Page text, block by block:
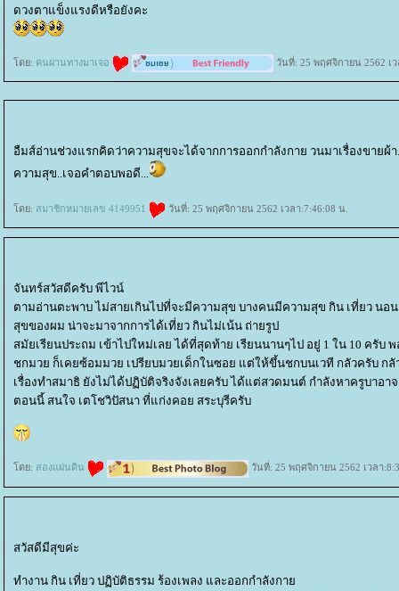
ดวงตาแข็งแรงดีหรือยังคะ
ดย: คนผ่านทางมาเจอ วันที่: 25 พฤศจิกายน 2562 เ
อืมส์อ่านช่วงแรกคิดว่าความสุขจะได้จากการออกกำลังกาย วนมาเรื่องขาย
ความสุข..เจอคำตอบพอดี...
ดย: สมาชิกหมายเลข 4149951 วันที่: 25 พฤศจิกายน 2562 เวลา:7:46:08 น.
จันทร์สวัสดีครับ พีไวน์
ตามอ่านตะพาบ ไม่สายเกินไปที่จะมีความสุข บางคนมีความสุข กิน เที่ยว นอน
สุขของผม น่าจะมาจากการได้เที่ยว กินไม่เน้น ถ่ายรูป
สมัยเรียนประถม เข้าไปใหม่เลย ได้ที่สุดท้าย เรียนนานๆไป อยู่ 1 ใน 10 ครับ
ชกมวย ก็เคยซ้อมมวย เปรียบมวยเด็กในซอย แต่ให้ขึ้นชกบนเวที กลัวครับ ก
เรื่องทำสมาธิ ยังไม่ได้ปฏิบัติจริงจังเลยครับ ได้แต่สวดมนต์ กำลังหาครูบาอา
ตอนนี้ สนใจ เตโชวิปัสนา ที่แก่งคอย สระบุรีครับ
ดย: สองแผ่นดิน วันที่: 25 พฤศจิกายน 2562 เวลา
สวัสดีมีสุขค่ะ
ทำงาน กิน เที่ยว ปฏิบัติธรรม ร้องเพลง และออกกำลังกา